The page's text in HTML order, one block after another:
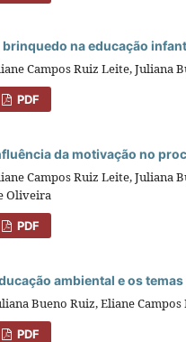
brinquedo na educação
Campos Ruiz Leite, Juliana
PDF
da motivação no
Campos Ruiz Leite, Juliana
Oliveira
PDF
ambiental e os
Bueno Ruiz, Eliane
PDF